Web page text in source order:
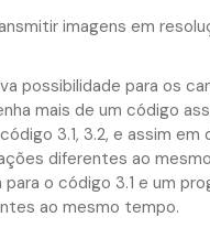
imagens em
possibilidade para os
mais de um código
3.1, 3.2, e assim
diferentes ao
o código 3.1 e um
ao mesmo tempo.